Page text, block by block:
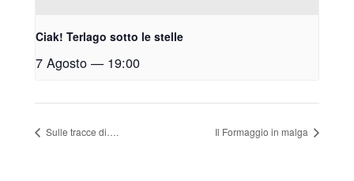
Ciak! Terlago sotto le stelle
7 Agosto — 19:00
Sulle tracce di…. Il Formaggio in malga